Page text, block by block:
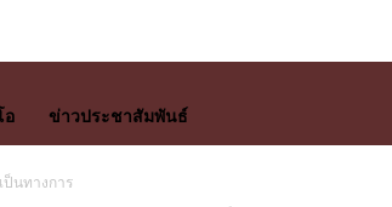
อ ข่าวประชาสัมพันธ์
ป็นทางการ